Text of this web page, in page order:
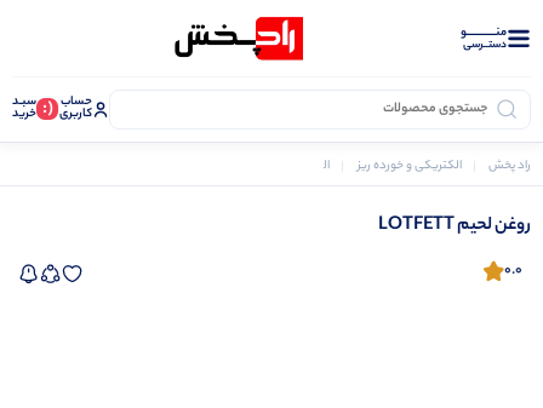
منــــــــــــو
دستــرسی
حساب
کاربری (: سبـد
خرید
راد پخش الکتریکی و خورده ریز المنت و هویه
روغن لحیم LOTFETT
0.0